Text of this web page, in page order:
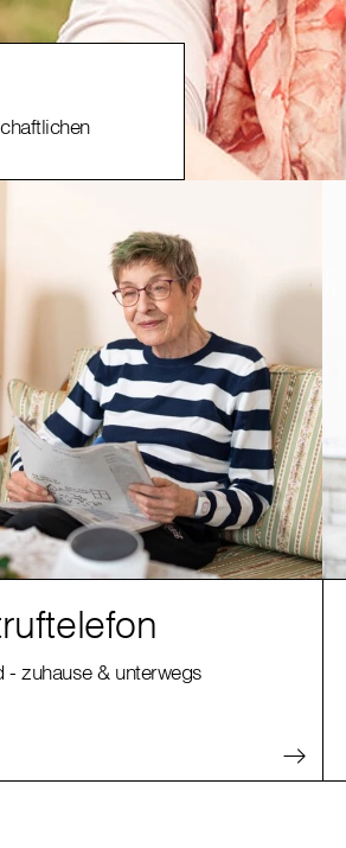
- zuhause & unterwegs